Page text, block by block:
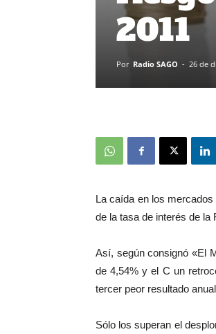
2011
Por Radio SAGO - 26 de
La caída en los
de la tasa de interés de la
Así, según consignó «El
de 4,54% y el C un
tercer peor resultado
Sólo los superan el